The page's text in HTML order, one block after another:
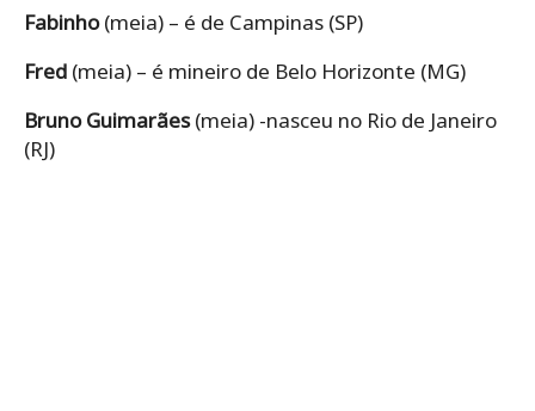
Fabinho(meia) – é de Campinas (SP)
Fred (meia) – é mineiro de Belo Horizonte (MG)
Bruno Guimarães(meia) -nasceu no Rio de Janeiro
(RJ)